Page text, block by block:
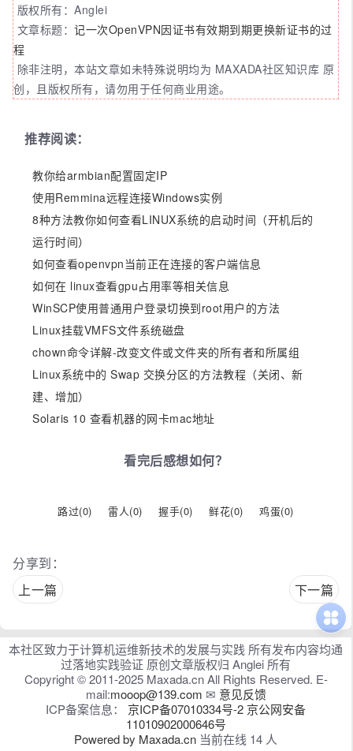
版权所有：Anglei
文章标题： 记一次OpenVPN因证书有效期到期更换新证书的过
程
除非注明，本站文章如未特殊说明均为 MAXADA社区知识库 原
创，且版权所有，请勿用于任何商业用途。
推荐阅读：
教你给armbian配置固定IP
使用Remmina远程连接Windows实例
8种方法教你如何查看LINUX系统的启动时间（开机后的
运行时间）
如何查看openvpn当前正在连接的客户端信息
如何在 linux查看gpu占用率等相关信息
WinSCP使用普通用户登录切换到root用户的方法
Linux挂载VMFS文件系统磁盘
chown命令详解-改变文件或文件夹的所有者和所属组
Linux系统中的 Swap 交换分区的方法教程（关闭、新
建、增加）
Solaris 10 查看机器的网卡mac地址
看完后感想如何？
路过(0) 雷人(0) 握手(0) 鲜花(0) 鸡蛋(0)
分享到：
上一篇
下一篇
本社区致力于计算机运维新技术的发展与实践 所有发布内容均通
过落地实践验证 原创文章版权归 Anglei 所有
Copyright © 2011-2025 Maxada.cn All Rights Reserved. E-
mail:mooop@139.com ✉ 意见反馈
ICP备案信息：
京ICP备07010334号-2 京公网安备
11010902000646号
Powered by Maxada.cn 当前在线 14 人